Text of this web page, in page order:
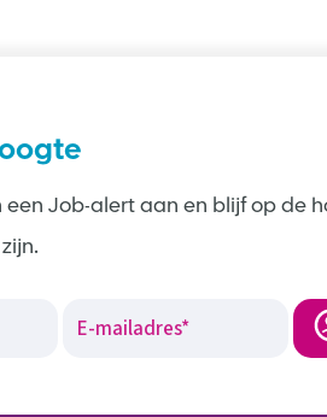
Job-alert aan en blijf op de